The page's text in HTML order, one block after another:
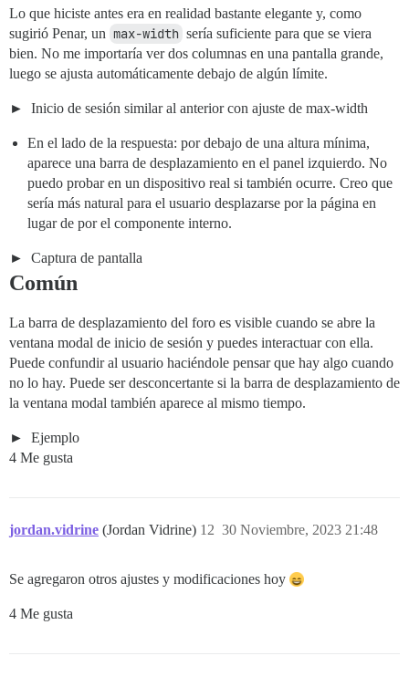
Lo que hiciste antes era en realidad bastante elegante y, como
sugirió Penar, un max-width sería suficiente para que se viera
bien. No me importaría ver dos columnas en una pantalla grande,
luego se ajusta automáticamente debajo de algún límite.
Inicio de sesión similar al anterior con ajuste de max-width
En el lado de la respuesta: por debajo de una altura mínima,
aparece una barra de desplazamiento en el panel izquierdo. No
puedo probar en un dispositivo real si también ocurre. Creo que
sería más natural para el usuario desplazarse por la página en
lugar de por el componente interno.
Captura de pantalla
Común
La barra de desplazamiento del foro es visible cuando se abre la
ventana modal de inicio de sesión y puedes interactuar con ella.
Puede confundir al usuario haciéndole pensar que hay algo cuando
no lo hay. Puede ser desconcertante si la barra de desplazamiento de
la ventana modal también aparece al mismo tiempo.
Ejemplo
4 Me gusta
jordan.vidrine (Jordan Vidrine) 30 Noviembre, 2023 21:48
12
Se agregaron otros ajustes y modificaciones hoy
4 Me gusta